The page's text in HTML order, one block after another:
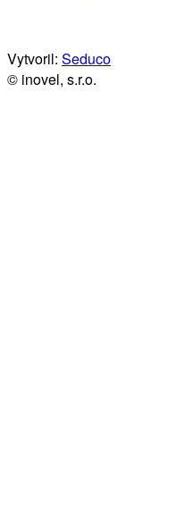
Vytvoril: Seduco
© inovel, s.r.o.